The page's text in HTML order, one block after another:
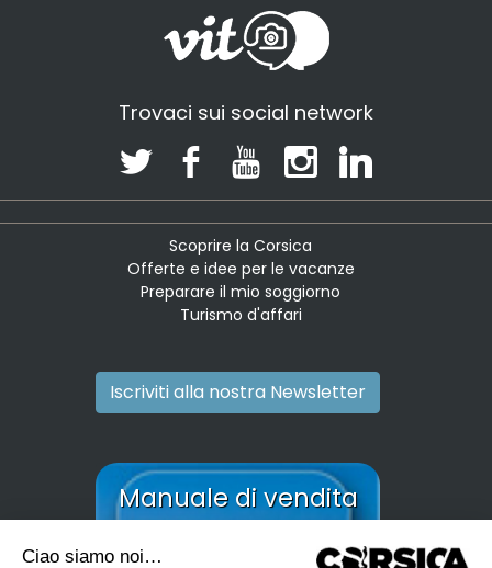
Trovaci sui social network
Scoprire la Corsica
Offerte e idee per le vacanze
Preparare il mio soggiorno
Turismo d'affari
Iscriviti alla nostra Newsletter
Manuale di vendita